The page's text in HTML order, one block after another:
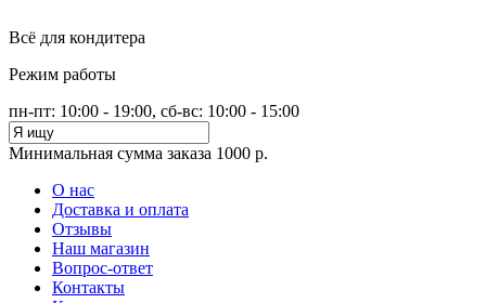
Всё для кондитера
Режим работы
пн-пт: 10:00 - 19:00, сб-вс: 10:00 - 15:00
Минимальная сумма заказа 1000 р.
О нас
Доставка и оплата
Отзывы
Наш магазин
Вопрос-ответ
Контакты